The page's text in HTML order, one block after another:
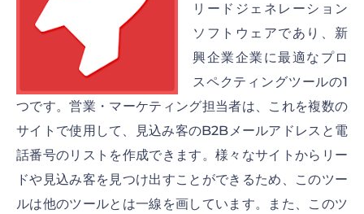
リードジェネレーション
ソフトウェアであり、新
興企業企業に最適なプロ
スペクティングツールの1
つです。営業・マーケティング担当者は、これを複数の
サイトで使用して、見込み客のB2Bメールアドレスと電
話番号のリストを作成できます。様々なサイトからリー
ドや見込み客を見つけ出すことができるため、このツー
ルは他のツールとは一線を画しています。また、このツ